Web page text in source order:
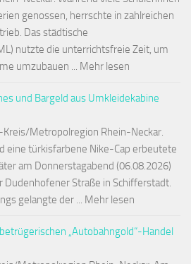
genossen, herrschte in zahlreichen
Das städtische
nutzte die unterrichtsfreie Zeit, um
umzubauen ... Mehr lesen
und Bargeld aus Umkleidekabine
Metropolregion Rhein-Neckar.
eine türkisfarbene Nike-Cap erbeutete
am Donnerstagabend (06.08.2026)
Dudenhofener Straße in Schifferstadt.
gelangte der ... Mehr lesen
„Autobahngold“-Handel